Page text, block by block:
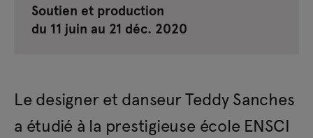
Soutien et production
du 11 juin au 21 déc. 2020
Le designer et danseur Teddy Sanches
a étudié à la prestigieuse école ENSCI